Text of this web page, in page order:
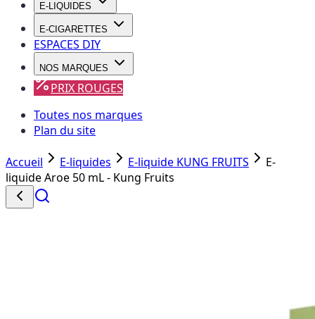
E-LIQUIDES
E-CIGARETTES
ESPACES DIY
NOS MARQUES
PRIX ROUGES
Toutes nos marques
Plan du site
Accueil E-liquides E-liquide KUNG FRUITS
E-
liquide Aroe 50 mL - Kung Fruits